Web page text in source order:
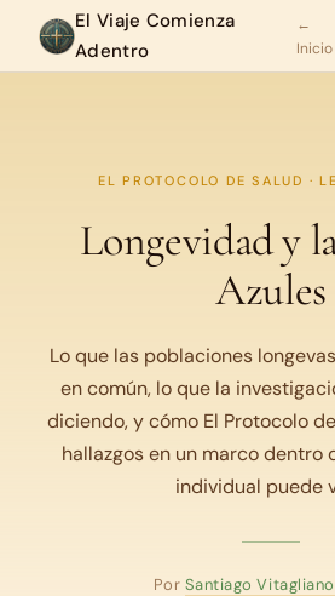
El Viaje Comienza
Adentro
←
Inicio
EL PROTOCOLO DE SALUD ·
Longevidad y
Azules
Lo que las poblaciones
en común, lo que la
diciendo, y cómo El Protocolo
hallazgos en un marco dentro
individual puede
Por Santiago